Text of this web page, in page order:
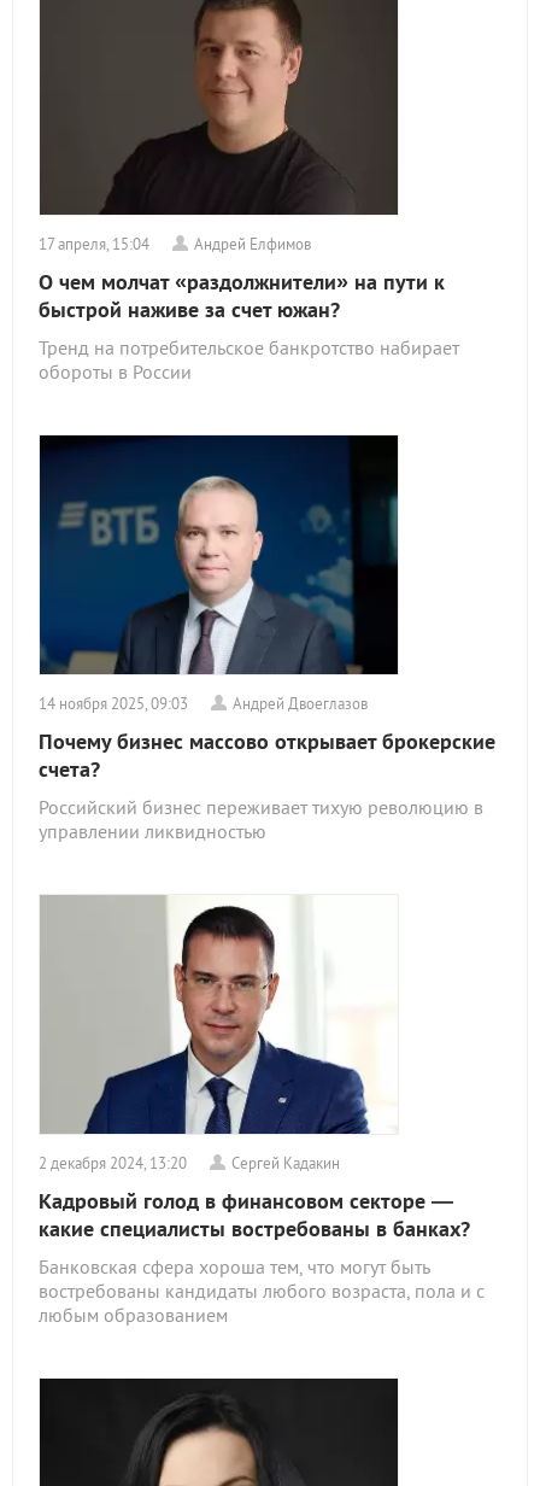
17 апреля, 15:04 Андрей Елфимов
О чем молчат «раздолжнители» на пути к
быстрой наживе за счет южан?
Тренд на потребительское банкротство набирает
обороты в России
14 ноября 2025, 09:03 Андрей Двоеглазов
Почему бизнес массово открывает брокерские
счета?
Российский бизнес переживает тихую революцию в
управлении ликвидностью
2 декабря 2024, 13:20 Сергей Кадакин
Кадровый голод в финансовом секторе —
какие специалисты востребованы в банках?
Банковская сфера хороша тем, что могут быть
востребованы кандидаты любого возраста, пола и с
любым образованием